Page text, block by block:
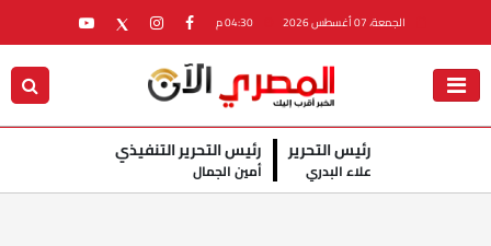
الجمعة، 07 أغسطس 2026 04:30 م
رئيس التحرير
علاء البدري
رئيس التحرير التنفيذي
أمين الجمال